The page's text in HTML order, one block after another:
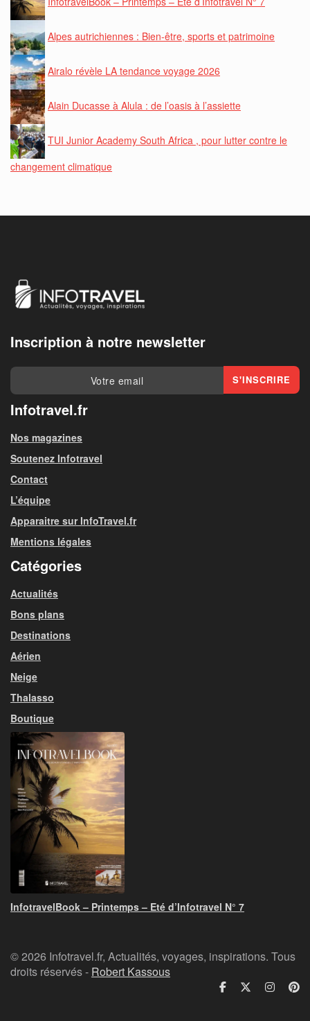
Alpes autrichiennes : Bien-être, sports et patrimoine
Airalo révèle LA tendance voyage 2026
Alain Ducasse à Alula : de l’oasis à l’assiette
TUI Junior Academy South Africa , pour lutter contre le
changement climatique
Inscription à notre newsletter
Infotravel.fr
Nos magazines
Soutenez Infotravel
Contact
L’équipe
Apparaitre sur InfoTravel.fr
Mentions légales
Catégories
Actualités
Bons plans
Destinations
Aérien
Neige
Thalasso
Boutique
InfotravelBook – Printemps – Eté d’Infotravel N° 7
© 2026 Infotravel.fr, Actualités, voyages, inspirations. Tous
droits réservés - Robert Kassous